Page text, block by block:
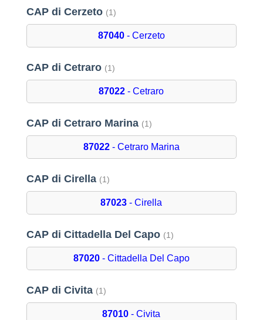
CAP di Cerzeto (1)
87040- Cerzeto
CAP di Cetraro (1)
87022 - Cetraro
CAP di Cetraro Marina (1)
87022- Cetraro Marina
CAP di Cirella (1)
87023 - Cirella
CAP di Cittadella Del Capo (1)
87020- Cittadella Del Capo
CAP di Civita (1)
87010 - Civita